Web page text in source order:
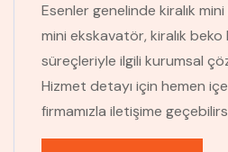
Esenler genelinde kiralık
mini ekskavatör, kiralık beko
süreçleriyle ilgili kurumsal
Hizmet detayı için hemen
firmamızla iletişime